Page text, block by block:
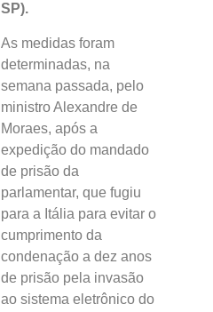
SP).
As medidas foram
determinadas, na
semana passada, pelo
ministro Alexandre de
Moraes, após a
expedição do mandado
de prisão da
parlamentar, que fugiu
para a Itália para evitar o
cumprimento da
condenação a dez anos
de prisão pela invasão
ao sistema eletrônico do